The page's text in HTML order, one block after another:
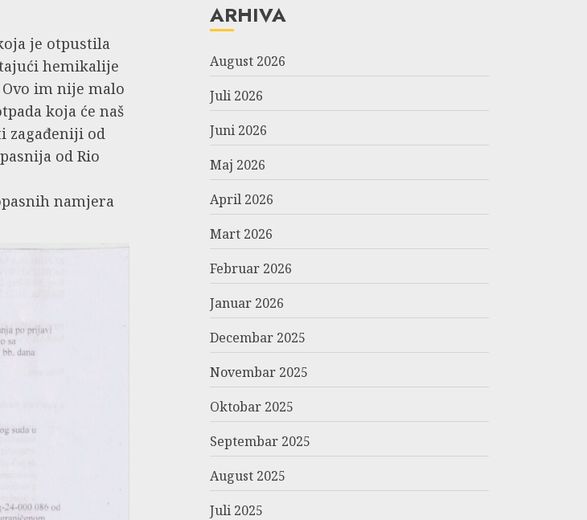
je otpustila
hemikalije
im nije malo
koja će naš
zagađeniji od
od Rio
namjera
ARHIVA
August 2026
Juli 2026
Juni 2026
Maj 2026
April 2026
Mart 2026
Februar 2026
Januar 2026
Decembar 2025
Novembar 2025
Oktobar 2025
Septembar 2025
August 2025
Juli 2025